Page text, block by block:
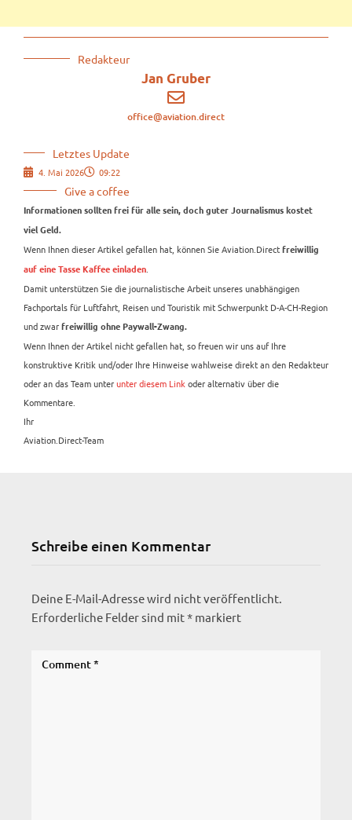
Redakteur
Jan Gruber
office@aviation.direct
Letztes Update
4. Mai 2026 09:22
Give a coffee
Informationen sollten frei für alle sein, doch guter Journalismus kostet
viel Geld.
Wenn Ihnen dieser Artikel gefallen hat, können Sie Aviation.Direct freiwillig
auf eine Tasse Kaffee einladen
Damit unterstützen Sie die journalistische Arbeit unseres unabhängigen
Fachportals für Luftfahrt, Reisen und Touristik mit Schwerpunkt D-A-CH-Region
und zwar freiwillig ohne Paywall-Zwang.
Wenn Ihnen der Artikel nicht gefallen hat, so freuen wir uns auf Ihre
konstruktive Kritik und/oder Ihre Hinweise wahlweise direkt an den Redakteur
oder an das Team unterunter diesem Link oder alternativ über die
Kommentare.
Ihr
Aviation.Direct-Team
Schreibe einen Kommentar
Deine E-Mail-Adresse wird nicht veröffentlicht.
Erforderliche Felder sind mit* markiert